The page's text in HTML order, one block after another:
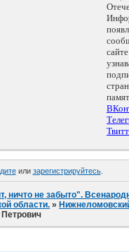
или зарегистрируйтесь.
ничто не забыто".
области. »